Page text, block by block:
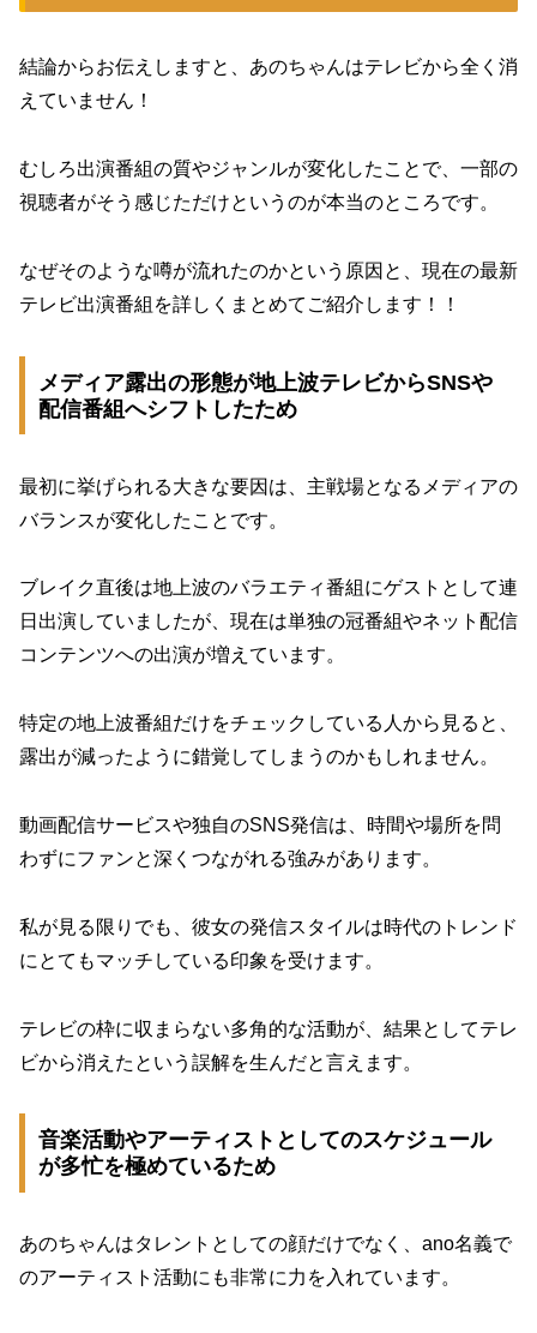
結論からお伝えしますと、あのちゃんはテレビから全く消
えていません！
むしろ出演番組の質やジャンルが変化したことで、一部の
視聴者がそう感じただけというのが本当のところです。
なぜそのような噂が流れたのかという原因と、現在の最新
テレビ出演番組を詳しくまとめてご紹介します！！
メディア露出の形態が地上波テレビからSNSや
配信番組へシフトしたため
最初に挙げられる大きな要因は、主戦場となるメディアの
バランスが変化したことです。
ブレイク直後は地上波のバラエティ番組にゲストとして連
日出演していましたが、現在は単独の冠番組やネット配信
コンテンツへの出演が増えています。
特定の地上波番組だけをチェックしている人から見ると、
露出が減ったように錯覚してしまうのかもしれません。
動画配信サービスや独自のSNS発信は、時間や場所を問
わずにファンと深くつながれる強みがあります。
私が見る限りでも、彼女の発信スタイルは時代のトレンド
にとてもマッチしている印象を受けます。
テレビの枠に収まらない多角的な活動が、結果としてテレ
ビから消えたという誤解を生んだと言えます。
音楽活動やアーティストとしてのスケジュール
が多忙を極めているため
あのちゃんはタレントとしての顔だけでなく、ano名義で
のアーティスト活動にも非常に力を入れています。